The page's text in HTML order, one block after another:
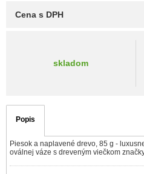
Cena s DPH
skladom
Popis
Piesok a naplavené drevo, 85 g -
oválnej váze s dreveným viečkom